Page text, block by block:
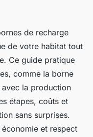
et bornes
pratique
de recharge
de votre habitat tout
Ce guide pratique
comme la borne
la production
étapes, coûts et
sans surprises.
et respect